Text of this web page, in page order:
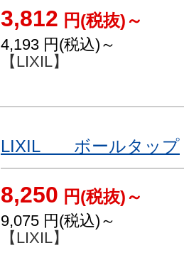
3,812 円(税抜)～
4,193 円(税込)～
【LIXIL】
LIXIL ボールタップ
8,250 円(税抜)～
9,075 円(税込)～
【LIXIL】